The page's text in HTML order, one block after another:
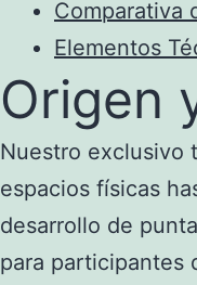
Comparativa
Elementos
Origen
Nuestro exclusivo
espacios físicas
desarrollo de
para participantes